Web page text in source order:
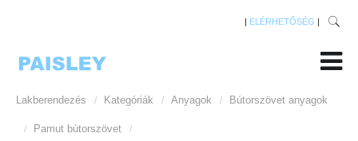
| ELÉRHETŐSÉG |
Lakberendezés / Kategóriák / Anyagok / Bútorszövet anyagok
/ Pamut bútorszövet /